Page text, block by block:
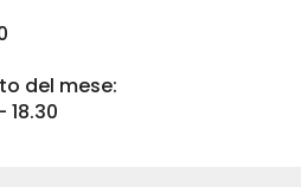
del mese:
18.30